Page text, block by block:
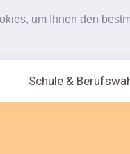
um Ihnen den
Schule &